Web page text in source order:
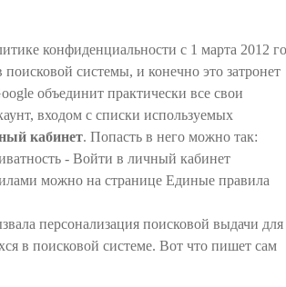
конфиденциальности с 1 марта 2012
поисковой системы, и конечно это затронет
объединит практически все свои
входом с списки используемых
кабинет. Попасть в него можно так:
- Войти в личный кабинет
можно на странице Единые правила
персонализация поисковой выдачи для
в поисковой системе. Вот что пишет сам